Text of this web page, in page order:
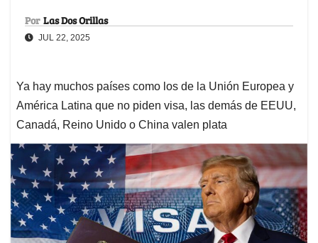
Por Las Dos Orillas
JUL 22, 2025
Ya hay muchos países como los de la Unión Europea y
América Latina que no piden visa, las demás de EEUU,
Canadá, Reino Unido o China valen plata